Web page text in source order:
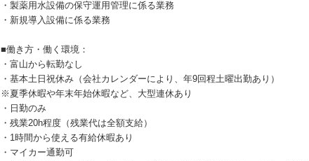
・製薬用水設備の保守運用管理に係る業務
・新規導入設備に係る業務
■働き方・働く環境：
・富山から転勤なし
・基本土日祝休み（会社カレンダーにより、年9回程土曜出勤あり）
※夏季休暇や年末年始休暇など、大型連休あり
・日勤のみ
・残業20h程度（残業代は全額支給）
・1時間から使える有給休暇あり
・マイカー通勤可